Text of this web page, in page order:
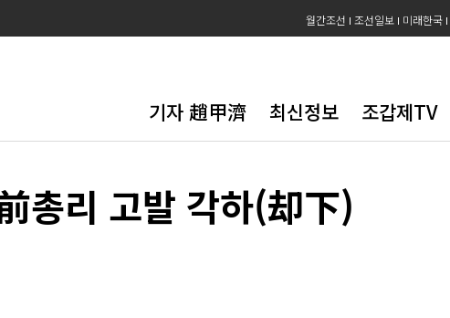
월간조선 조선일보 미래한국
기자 趙甲濟 최신정보 조갑제TV
총리 고발 각하(却下)